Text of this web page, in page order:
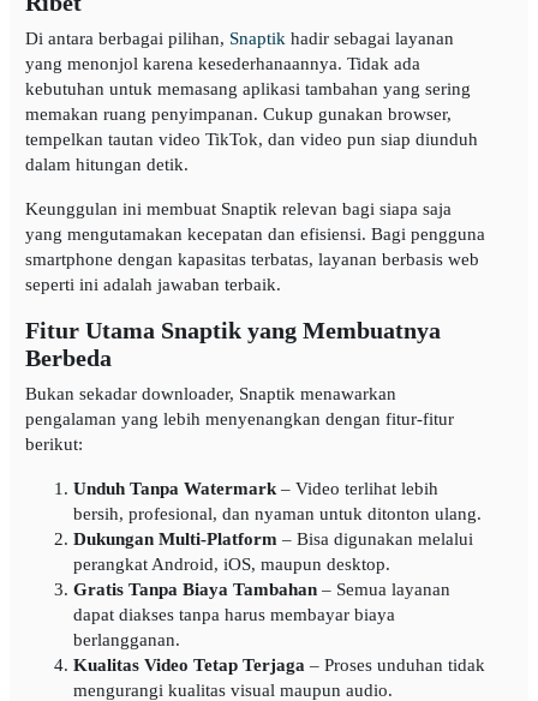
Di antara berbagai pilihan, Snaptik hadir sebagai layanan
yang menonjol karena kesederhanaannya. Tidak ada
kebutuhan untuk memasang aplikasi tambahan yang sering
memakan ruang penyimpanan. Cukup gunakan browser,
tempelkan tautan video TikTok, dan video pun siap diunduh
dalam hitungan detik.
Keunggulan ini membuat Snaptik relevan bagi siapa saja
yang mengutamakan kecepatan dan efisiensi. Bagi pengguna
smartphone dengan kapasitas terbatas, layanan berbasis web
seperti ini adalah jawaban terbaik.
Fitur Utama Snaptik yang Membuatnya
Berbeda
Bukan sekadar downloader, Snaptik menawarkan
pengalaman yang lebih menyenangkan dengan fitur-fitur
berikut:
Unduh Tanpa Watermark– Video terlihat lebih
bersih, profesional, dan nyaman untuk ditonton ulang.
Dukungan Multi-Platform – Bisa digunakan melalui
perangkat Android, iOS, maupun desktop.
Gratis Tanpa Biaya Tambahan– Semua layanan
dapat diakses tanpa harus membayar biaya
berlangganan.
Kualitas Video Tetap Terjaga – Proses unduhan tidak
mengurangi kualitas visual maupun audio.